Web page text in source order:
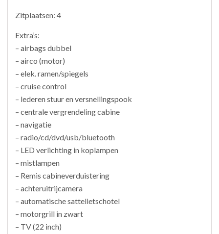
Zitplaatsen: 4
Extra’s:
– airbags dubbel
– airco (motor)
– elek. ramen/spiegels
– cruise control
– lederen stuur en versnellingspook
– centrale vergrendeling cabine
– navigatie
– radio/cd/dvd/usb/bluetooth
– LED verlichting in koplampen
– mistlampen
– Remis cabineverduistering
– achteruitrijcamera
– automatische sattelietschotel
– motorgrill in zwart
– TV (22 inch)